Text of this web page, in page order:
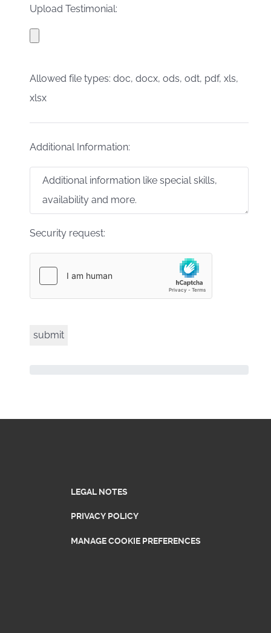
Upload Testimonial:
Allowed file types: doc, docx, ods, odt, pdf, xls,
xlsx
Additional Information:
Security request:
LEGAL NOTES
PRIVACY POLICY
MANAGE COOKIE PREFERENCES